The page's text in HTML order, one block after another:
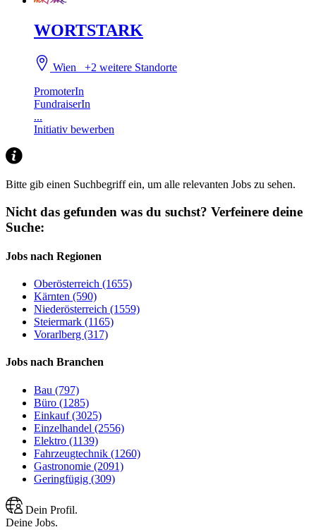
WORTSTARK
Wien+2 weitere Standorte
PromoterIn
FundraiserIn
...
Initiativ bewerben
Bitte gib einen Suchbegriff ein, um alle relevanten Jobs zu sehen.
Nicht das gefunden was du suchst? Verfeinere deine
Suche:
Jobs nach Regionen
Oberösterreich (1655)
Kärnten (590)
Niederösterreich (1559)
Steiermark (1165)
Vorarlberg (317)
Jobs nach Branchen
Bau (797)
Büro (1285)
Einkauf (3025)
Einzelhandel (2556)
Elektro (1139)
Fahrzeugtechnik (1260)
Gastronomie (2091)
Geringfügig (309)
Dein Profil.
Deine Jobs.